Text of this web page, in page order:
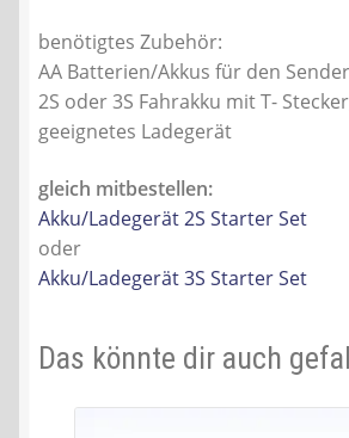
benötigtes Zubehör:
AA Batterien/Akkus für den
2S oder 3S Fahrakku mit T-
geeignetes Ladegerät
gleich mitbestellen:
Akku/Ladegerät 2S Starter Set
oder
Akku/Ladegerät 3S Starter Set
Das könnte dir auch